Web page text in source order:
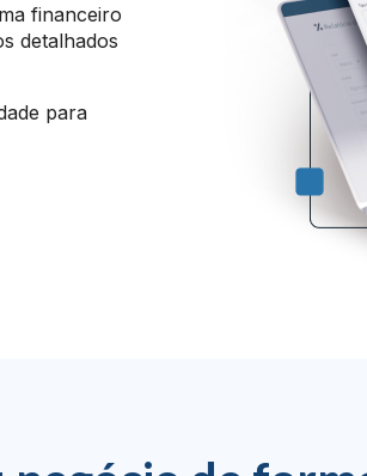
financeiro
detalhados
para